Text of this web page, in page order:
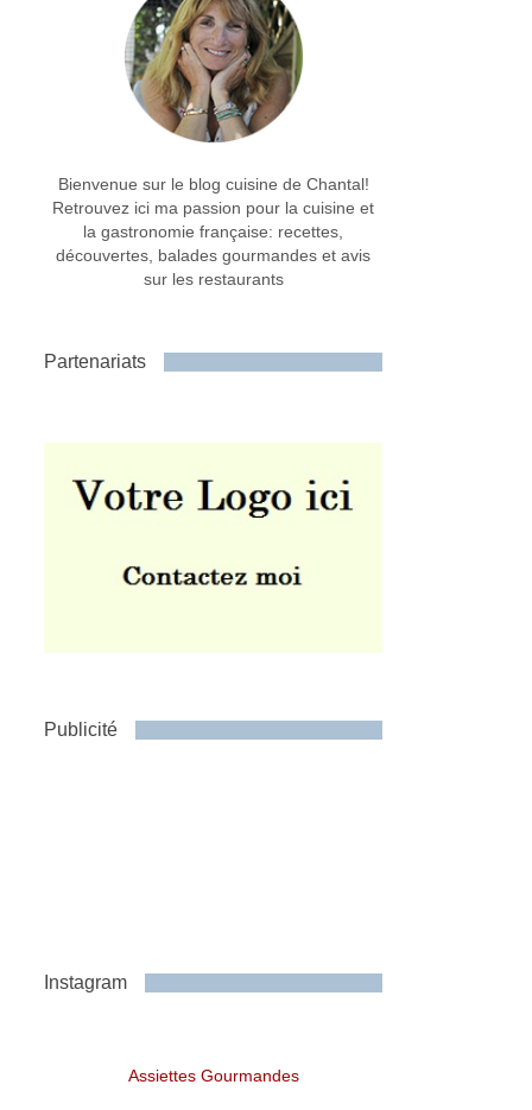
Bienvenue sur le blog cuisine de Chantal!
Retrouvez ici ma passion pour la cuisine et
la gastronomie française: recettes,
découvertes, balades gourmandes et avis
sur les restaurants
Partenariats
Publicité
Instagram
Assiettes Gourmandes